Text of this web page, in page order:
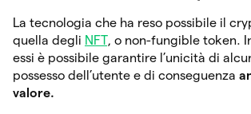
La tecnologia che ha reso possibile il
quella degli NFT, o non-fungible token.
essi è possibile garantire l’unicità di
possesso dell’utente e di conseguenza
valore.